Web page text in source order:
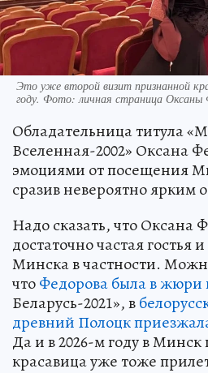
Это уже второй визит признанной
году. Фото: личная страница Оксаны
Обладательница титула
Вселенная-2002» Оксана
эмоциями от посещения
сразив невероятно ярким
Надо сказать, что Оксана
достаточно частая гостья
Минска в частности.
чтоФедорова была в жюри
Беларусь-2021», в
древний Полоцк
Да и в 2026-м году в
красавица уже тоже